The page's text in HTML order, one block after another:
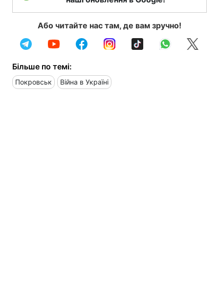
Або читайте нас там, де вам зручно!
Більше по темі:
Покровськ Війна в Україні